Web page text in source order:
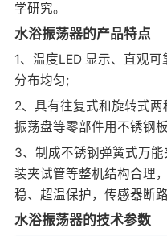
学研究。
水浴振荡器的产品特点
1、温度LED 显示、直观
分布均匀;
2、具有往复式和旋转式两
振荡盘等零部件用不锈钢
3、制成不锈钢弹簧式万
装夹试管等整机结构合理
稳、超温保护，传感器断
水浴振荡器的技术参数